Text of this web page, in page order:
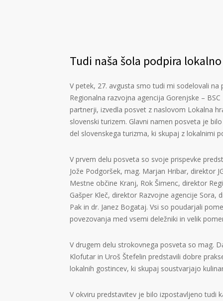
Tudi naša šola podpira lokalno
V petek, 27. avgusta smo tudi mi sodelovali
Regionalna razvojna agencija Gorenjske –
partnerji, izvedla posvet z naslovom Lokalna
slovenski turizem. Glavni namen posveta je
del slovenskega turizma, ki skupaj z lokalnimi
V prvem delu posveta so svoje prispevke
Jože Podgoršek, mag. Marjan Hribar, direktor
Mestne občine Kranj, Rok Šimenc, direktor
Gašper Kleč, direktor Razvojne agencije Sora,
Pak in dr. Janez Bogataj. Vsi so poudarjali
povezovanja med vsemi deležniki in velik
V drugem delu strokovnega posveta so mag.
Klofutar in Uroš Štefelin predstavili dobre
lokalnih gostincev, ki skupaj soustvarjajo
V okviru predstavitev je bilo izpostavljeno tudi